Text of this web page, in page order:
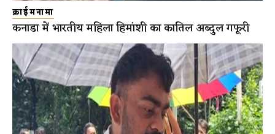
क्राईमनामा
कनाडा में भारतीय महिला हिमांशी का कातिल अब्दुल गफूरी